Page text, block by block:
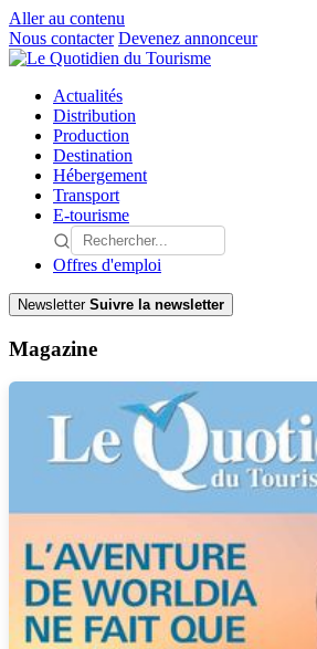
Aller au contenu
Nous contacter Devenez annonceur
Actualités
Distribution
Production
Destination
Hébergement
Transport
E-tourisme
Offres d'emploi
Newsletter Suivre la newsletter
Magazine